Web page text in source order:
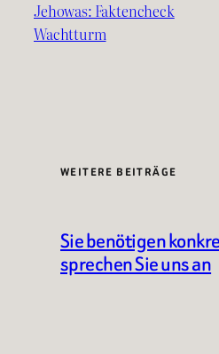
Jehowas: Faktencheck
Wachtturm
WEITERE BEITRÄGE
Sie benötigen
sprechen Sie uns an